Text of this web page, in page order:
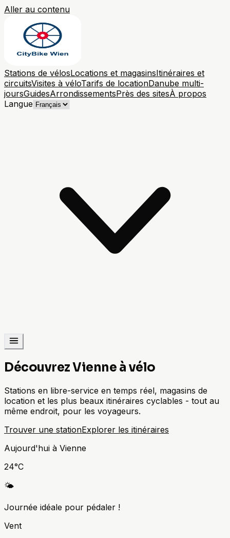
Aller au contenu
Stations de vélosLocations et magasinsItinéraires et
circuitsVisites à véloTarifs de locationDanube multi-
joursGuidesArrondissementsPrès des sitesÀ propos
Langue
Découvrez Vienne à vélo
Stations en libre-service en temps réel, magasins de
location et les plus beaux itinéraires cyclables - tout au
même endroit, pour les voyageurs.
Trouver une stationExplorer les itinéraires
Aujourd'hui à Vienne
24°C
🌤️
Journée idéale pour pédaler !
Vent